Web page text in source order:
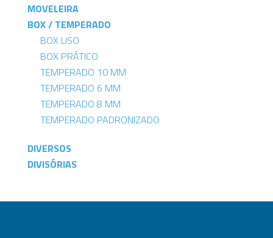
MOVELEIRA
BOX / TEMPERADO
BOX LISO
BOX PRÁTICO
TEMPERADO 10 MM
TEMPERADO 6 MM
TEMPERADO 8 MM
TEMPERADO PADRONIZADO
DIVERSOS
DIVISÓRIAS